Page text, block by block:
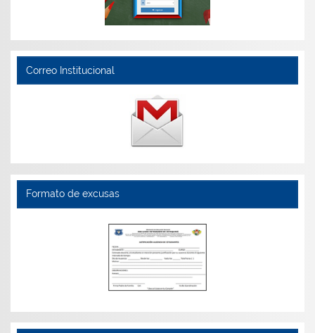
Correo Institucional
Formato de excusas